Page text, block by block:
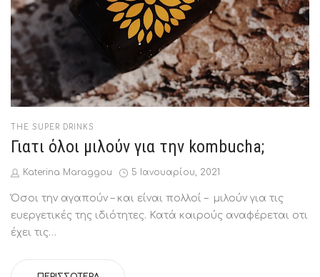
POSTED
IN
THE SUPER DRINKS
Γιατι όλοι μιλούν για την kombucha;
by
Katerina Maraggou
Posted
5 Ιανουαρίου, 2021
Όσοι την αγαπούν – και είναι πολλοί – μιλούν για τις
ευεργετικές της ιδιότητες. Κατά καιρούς αναφέρεται οτι
έχει τις…